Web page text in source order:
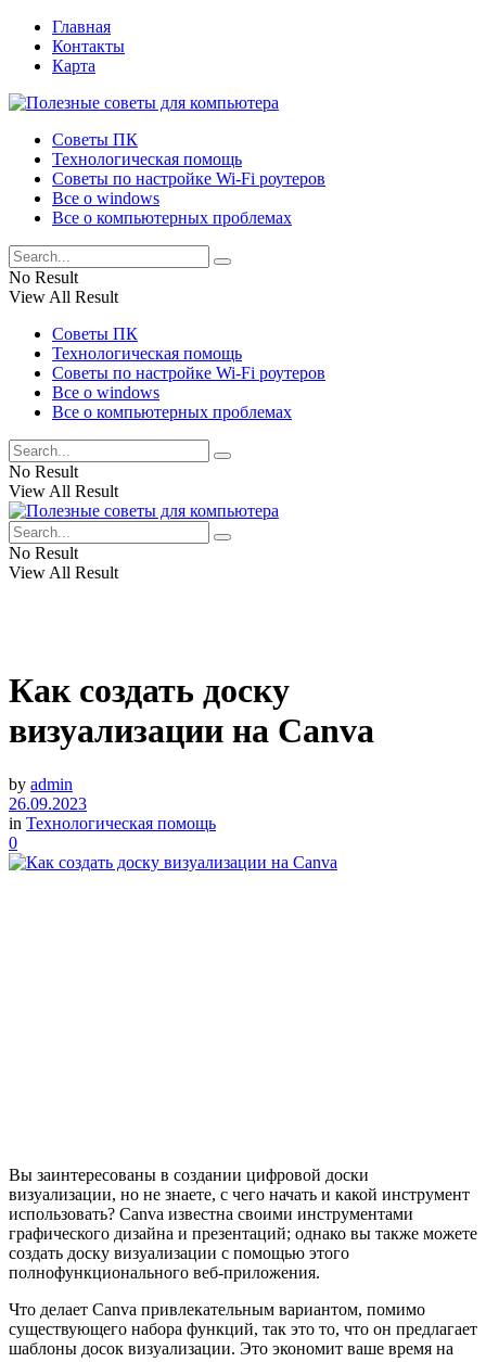
Главная
Контакты
Карта
Советы ПК
Технологическая помощь
Советы по настройке Wi-Fi роутеров
Все о windows
Все о компьютерных проблемах
No Result
View All Result
Советы ПК
Технологическая помощь
Советы по настройке Wi-Fi роутеров
Все о windows
Все о компьютерных проблемах
No Result
View All Result
No Result
View All Result
Как создать доску
визуализации на Canva
by admin
26.09.2023
in Технологическая помощь
0
Вы заинтересованы в создании цифровой доски
визуализации, но не знаете, с чего начать и какой инструмент
использовать? Canva известна своими инструментами
графического дизайна и презентаций; однако вы также можете
создать доску визуализации с помощью этого
полнофункционального веб-приложения.
Что делает Canva привлекательным вариантом, помимо
существующего набора функций, так это то, что он предлагает
шаблоны досок визуализации. Это экономит ваше время на